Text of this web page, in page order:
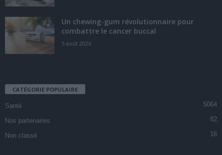
Un chewing-gum révolutionnaire pour
combattre le cancer buccal
5 août 2026
CATÉGORIE POPULAIRE
Santé 5064
Nos partenaires 82
Non classé 16